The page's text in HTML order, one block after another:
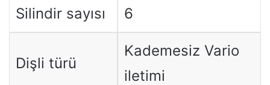
Silindir sayısı 6
Dişli türü
Kademesiz Vario
iletimi